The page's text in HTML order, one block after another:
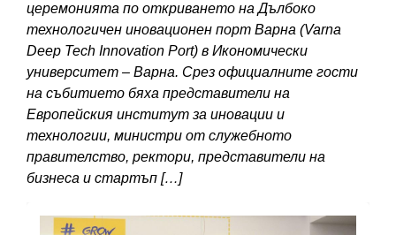
церемонията по откриването на Дълбоко
технологичен иновационен порт Варна (Varna
Deep Tech Innovation Port) в Икономически
университет – Варна. Срез официалните гости
на събитието бяха представители на
Европейския институт за иновации и
технологии, министри от служебното
правителство, ректори, представители на
бизнеса и стартъп […]